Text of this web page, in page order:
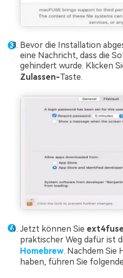
Bevor die Installation
eine Nachricht, dass die
gehindert wurde. Klicken
Zulassen-Taste.
Jetzt können Sie ext4fuse
praktischer Weg dafür ist
Homebrew. Nachdem Sie
haben, führen Sie